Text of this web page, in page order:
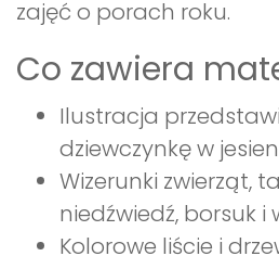
zajęć o porach roku.
Co zawiera
Ilustracja
dziewczynkę w
Wizerunki zwierząt,
niedźwiedź, borsuk i
Kolorowe liście i